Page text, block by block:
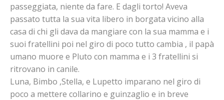
passeggiata, niente da fare. E dagli torto! Aveva
passato tutta la sua vita libero in borgata vicino alla
casa di chi gli dava da mangiare con la sua mamma e i
suoi fratellini poi nel giro di poco tutto cambia , il papà
umano muore e Pluto con mamma e i 3 fratellini si
ritrovano in canile.
Luna, Bimbo ,Stella, e Lupetto imparano nel giro di
poco a mettere collarino e guinzaglio e in breve